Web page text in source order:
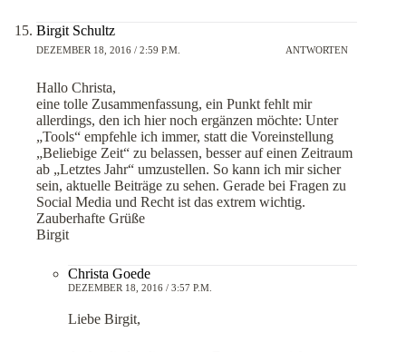
Birgit Schultz
DEZEMBER 18, 2016 / 2:59 P.M. ANTWORTEN
Hallo Christa,
eine tolle Zusammenfassung, ein Punkt fehlt mir
allerdings, den ich hier noch ergänzen möchte: Unter
„Tools“ empfehle ich immer, statt die Voreinstellung
„Beliebige Zeit“ zu belassen, besser auf einen Zeitraum
ab „Letztes Jahr“ umzustellen. So kann ich mir sicher
sein, aktuelle Beiträge zu sehen. Gerade bei Fragen zu
Social Media und Recht ist das extrem wichtig.
Zauberhafte Grüße
Birgit
Christa Goede
DEZEMBER 18, 2016 / 3:57 P.M.
Liebe Birgit,